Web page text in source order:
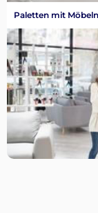
Paletten mit Möbeln